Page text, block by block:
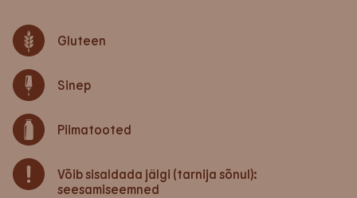
Gluteen
Sinep
Piimatooted
Võib sisaldada jälgi (tarnija sõnul):
seesamiseemned